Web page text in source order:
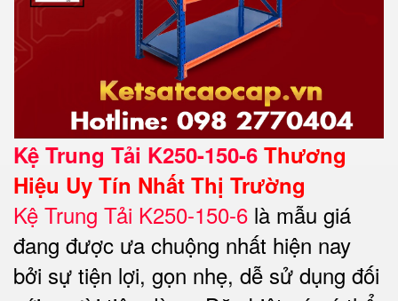
Kệ Trung Tải K250-150-6 Thương
Hiệu Uy Tín Nhất Thị Trường
Kệ Trung Tải K250-150-6 là mẫu giá
đang được ưa chuộng nhất hiện nay
bởi sự tiện lợi, gọn nhẹ, dễ sử dụng đối